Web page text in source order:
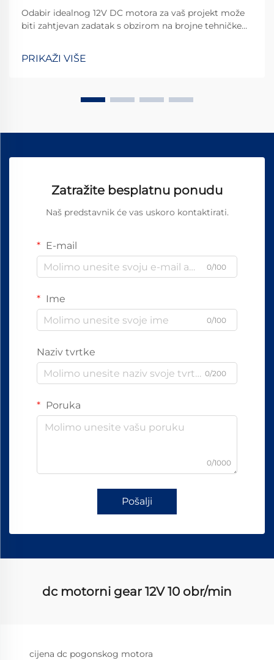
Odabir idealnog 12V DC motora za vaš projekt može
biti zahtjevan zadatak s obzirom na brojne tehničke
gradite li automatiziranog robota, prilagođeni
automobilski dodatak ili pametni uređaj za kuću,
PRIKAŽI VIŠE
Zatražite besplatnu ponudu
Naš predstavnik će vas uskoro kontaktirati.
E-mail
0/100
Ime
0/100
Naziv tvrtke
0/200
Poruka
0/1000
Pošalji
dc motorni gear 12V 10 obr/min
cijena dc pogonskog motora